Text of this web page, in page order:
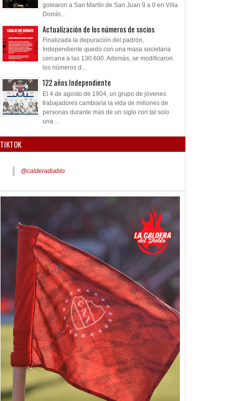
golearon a San Martín de San Juan 9 a 0 en Villa
Domín...
Actualización de los números de socios
Finalizada la depuración del padrón,
Independiente quedó con una masa societaria
cercana a las 130.600. Además, se modificaron
los números d...
122 años Independiente
El 4 de agosto de 1904, un grupo de jóvenes
trabajadores cambiaría la vida de millones de
personas durante más de un siglo con tal solo
una ...
TIKTOK
@calderadiablo